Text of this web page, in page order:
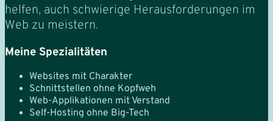
helfen, auch schwierige Herausforderungen im
Web zu meistern.
Meine Spezialitäten
Websites mit Charakter
Schnittstellen ohne Kopfweh
Web-Applikationen mit Verstand
Self-Hosting ohne Big-Tech